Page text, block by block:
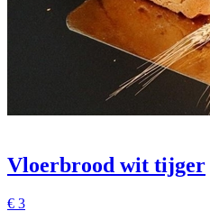
Vloerbrood wit tijger
€ 3